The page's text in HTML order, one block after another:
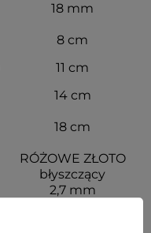
18 mm
8 cm
11 cm
14 cm
18 cm
RÓŻOWE ZŁOTO
błyszczący
2,7 mm